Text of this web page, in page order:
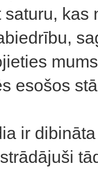
saturu, kas
esošos
ir